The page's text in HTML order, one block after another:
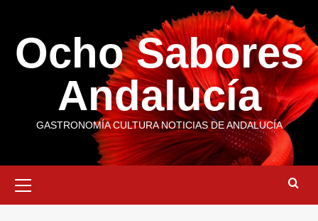
contenido
Ocho Sabores
Andalucía
GASTRONOMÍA CULTURA NOTICIAS DE ANDALUCÍA
primario